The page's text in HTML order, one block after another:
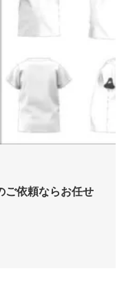
ご依頼ならお任せ